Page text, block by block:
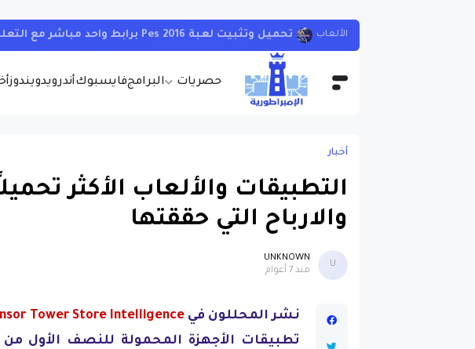
حصريات البرامجفايسبوكأندرويدويندوز
أندرويد تطبيق ولا في الأحلام لمشاهدة القنوات والأفلام
أخبار
التطبيقات والألعاب الأكثر
والارباح التي حققتها
U
UNKNOWN
منذ 7 أعوام
نشر المحللون فيTower Store Intelligence